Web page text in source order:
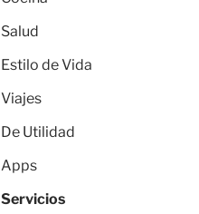
Salud
Estilo de Vida
Viajes
De Utilidad
Apps
Servicios